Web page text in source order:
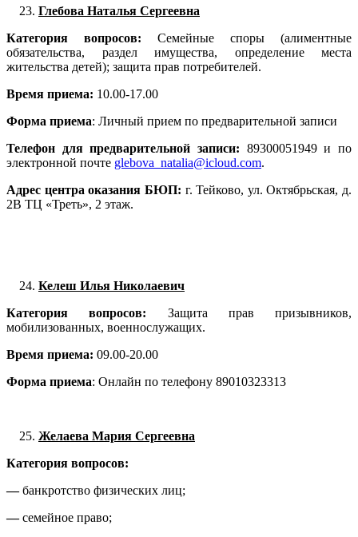
Глебова Наталья Сергеевна
Категория вопросов: Семейные споры (алиментные
обязательства, раздел имущества, определение места
жительства детей); защита прав потребителей.
Время приема: 10.00-17.00
Форма приема: Личный прием по предварительной записи
Телефон для предварительной записи: 89300051949 и по
электронной почте glebova_natalia@icloud.com.
Адрес центра оказания БЮП: г. Тейково, ул. Октябрьская, д.
2В ТЦ «Треть», 2 этаж.
Келеш Илья Николаевич
Категория вопросов: Защита прав призывников,
мобилизованных, военнослужащих.
Время приема: 09.00-20.00
Форма приема: Онлайн по телефону 89010323313
Желаева Мария Сергеевна
Категория вопросов:
—банкротство физических лиц;
—семейное право;